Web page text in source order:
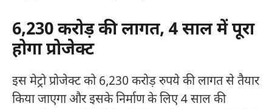
6,230 करोड़ की लागत, 4 साल में पूरा
होगा प्रोजेक्ट
इस मेट्रो प्रोजेक्ट को 6,230 करोड़ रुपये की लागत से तैयार
किया जाएगा और इसके निर्माण के लिए 4 साल की